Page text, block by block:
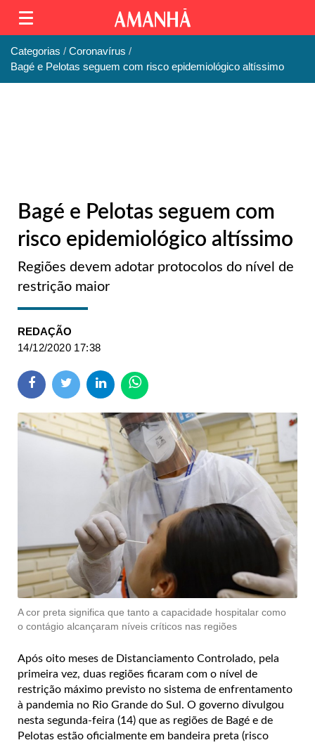
Categorias
Coronavírus
Bagé e Pelotas seguem com risco epidemiológico altíssimo
Bagé e Pelotas seguem com
risco epidemiológico altíssimo
Regiões devem adotar protocolos do nível de
restrição maior
REDAÇÃO
14/12/2020 17:38
A cor preta significa que tanto a capacidade hospitalar como
o contágio alcançaram níveis críticos nas regiões
Após oito meses de Distanciamento Controlado, pela
primeira vez, duas regiões ficaram com o nível de
restrição máximo previsto no sistema de enfrentamento
à pandemia no Rio Grande do Sul. O governo divulgou
nesta segunda-feira (14) que as regiões de Bagé e de
Pelotas estão oficialmente em bandeira preta (risco